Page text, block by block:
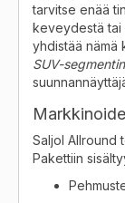
tarvitse enää
keveydestä tai
yhdistää nämä
SUV-segmentin
Saljol Allround
Pakettiin